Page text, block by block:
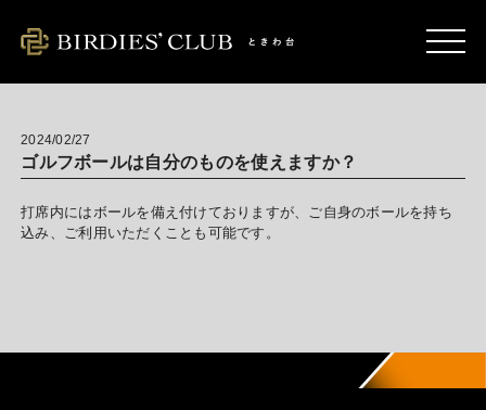
2024/02/27
ゴルフボールは自分のものを使えますか？
打席内にはボールを備え付けておりますが、ご自身のボールを持ち
込み、ご利用いただくことも可能です。